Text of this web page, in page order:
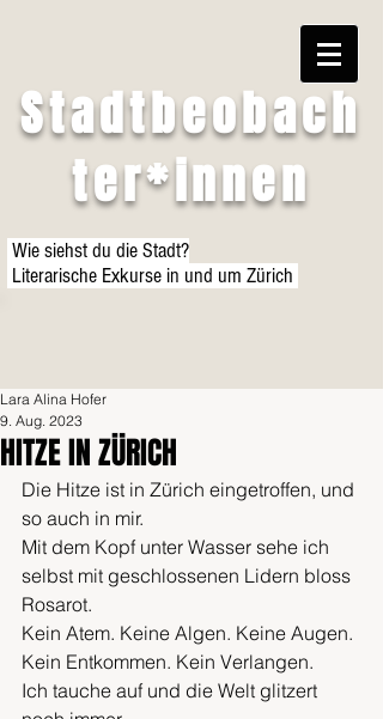
Stadtbeobach
ter*innen
Wie siehst du die Stadt?
Literarische Exkurse in und um Zürich
HITZE IN ZÜRICH
Lara Alina Hofer
9. Aug. 2023
Die Hitze ist in Zürich eingetroffen, und
so auch in mir.
Mit dem Kopf unter Wasser sehe ich
selbst mit geschlossenen Lidern bloss
Rosarot.
Kein Atem. Keine Algen. Keine Augen.
Kein Entkommen. Kein Verlangen.
Ich tauche auf und die Welt glitzert